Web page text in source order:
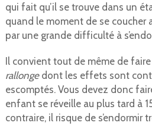
qui fait qu’il se trouve dans un
quand le moment de se coucher
par une grande difficulté à
Il convient tout de même de faire
rallongedont les effets sont
escomptés. Vous devez donc
enfant se réveille au plus tard à
contraire, il risque de s’endormir